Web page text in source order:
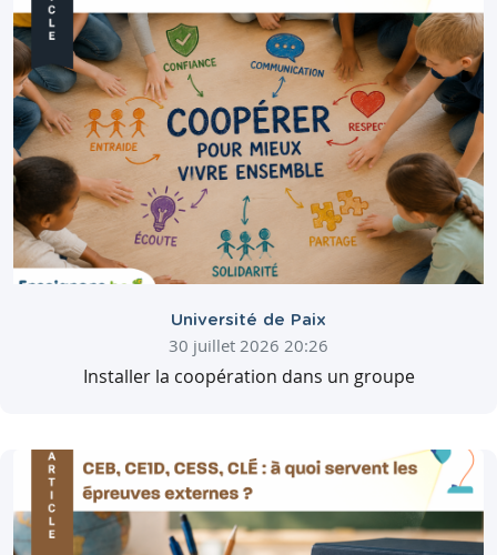
Université de Paix
30 juillet 2026 20:26
Installer la coopération dans un groupe